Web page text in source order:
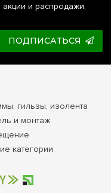
и распродажи,
ПОДПИСАТЬСЯ
гильзы, изолента
и монтаж
категории